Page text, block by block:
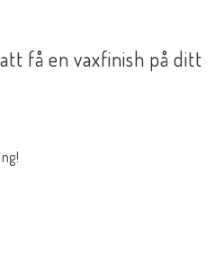
få en vaxfinish på ditt